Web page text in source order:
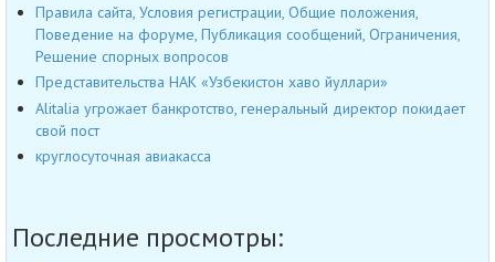
Правила сайта, Условия регистрации, Общие положения,
Поведение на форуме, Публикация сообщений, Ограничения,
Решение спорных вопросов
Представительства НАК «Узбекистон хаво йуллари»
Alitalia угрожает банкротство, генеральный директор покидает
свой пост
круглосуточная авиакасса
Последние просмотры: